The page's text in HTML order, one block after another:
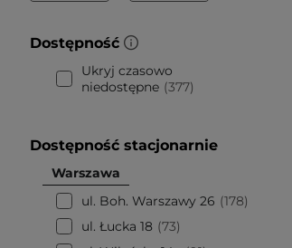
Dostępność
Ukryj czasowo
niedostępne 377
Dostępność stacjonarnie
Warszawa
ul. Boh. Warszawy 26
178
ul. Łucka 18 73